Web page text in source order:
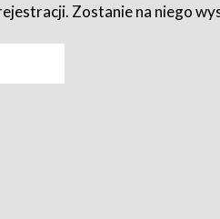
Zostanie na niego